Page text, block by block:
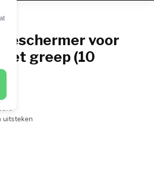
voor
greep (10
uitsteken